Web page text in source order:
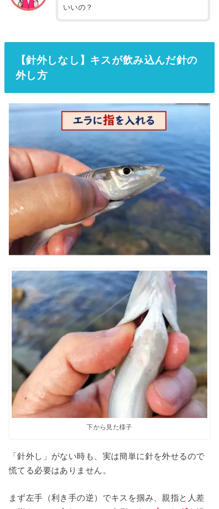
いいの？
【針外しなし】キスが飲み込んだ針の
外し方
下から見た様子
「針外し」がない時も、実は簡単に針を外せるので
慌てる必要はありません。
まず左手（利き手の逆）でキスを掴み、親指と人差